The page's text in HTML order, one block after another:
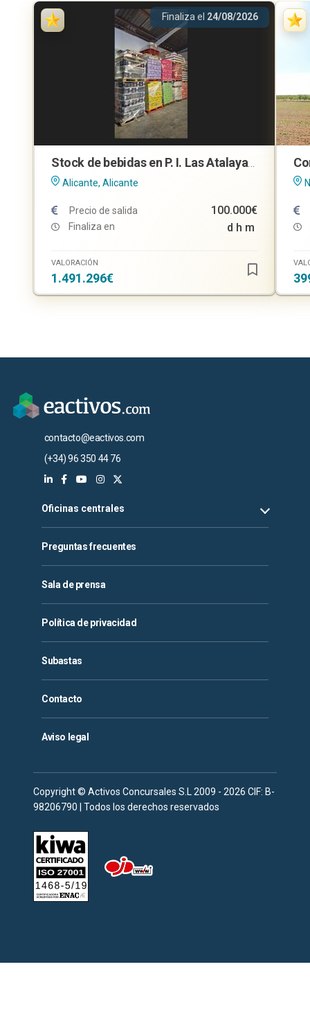
Finaliza el 24/08/2026
Stock de bebidas en P. I. Las Atalayas, Alicante
Alicante, Alicante
Precio de salida 100.000€
Finaliza en d h m
VALORACIÓN
1.491.296€
contacto@eactivos.com
(+34) 96 350 44 76
Oficinas centrales
Preguntas frecuentes
Sala de prensa
Política de privacidad
Subastas
Contacto
Aviso legal
Copyright © Activos Concursales S.L 2009 - 2026 CIF: B-
98206790 | Todos los derechos reservados